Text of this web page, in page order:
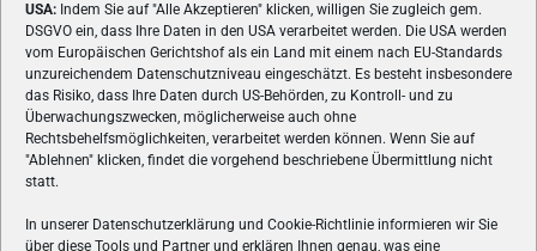
USA: Indem Sie auf "Alle Akzeptieren" klicken, willigen Sie zugleich gem.
DSGVO ein, dass Ihre Daten in den USA verarbeitet werden. Die USA werden
vom Europäischen Gerichtshof als ein Land mit einem nach EU-Standards
unzureichendem Datenschutzniveau eingeschätzt. Es besteht insbesondere
das Risiko, dass Ihre Daten durch US-Behörden, zu Kontroll- und zu
Überwachungszwecken, möglicherweise auch ohne
Rechtsbehelfsmöglichkeiten, verarbeitet werden können. Wenn Sie auf
"Ablehnen" klicken, findet die vorgehend beschriebene Übermittlung nicht
statt.
In unserer Datenschutzerklärung und Cookie-Richtlinie informieren wir Sie
über diese Tools und Partner und erklären Ihnen genau, was eine
ÜBER UNS
VON GAMERN, FÜR GAMER! Gamers.at ist das älteste Online-
Spielemagazin Österreichs und bringt täglich aktuelle News,
Reviews und Videos zu PC- und Konsolenspielen, Gaming-
Hardware und aus der Welt des e-Sport's.